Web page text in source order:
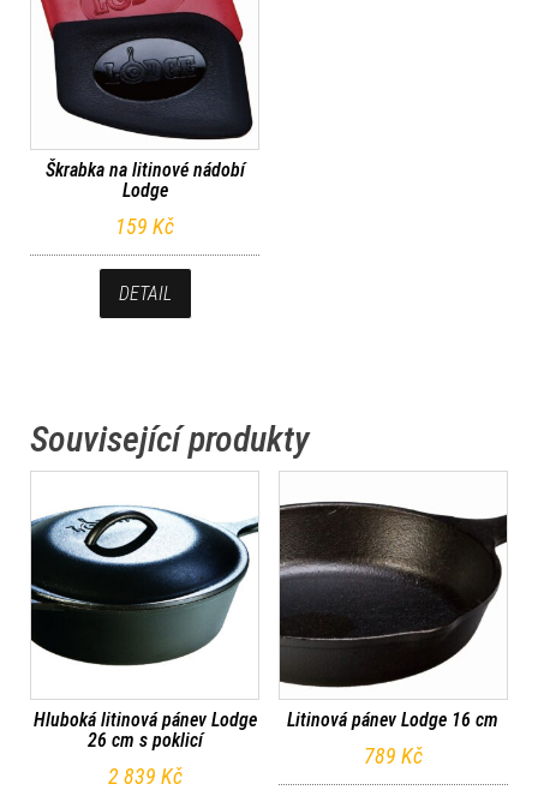
Škrabka na litinové nádobí
Lodge
159Kč
DETAIL
Související produkty
Hluboká litinová pánev Lodge
26 cm s poklicí
2 839 Kč
Litinová pánev Lodge 16 cm
789 Kč